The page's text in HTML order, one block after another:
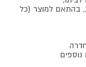
בהתאם למוצר (כל